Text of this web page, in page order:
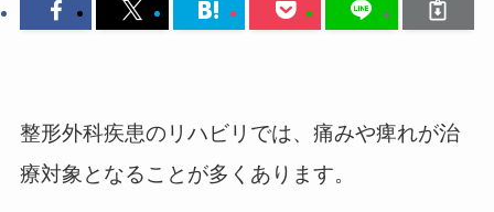
整形外科疾患のリハビリでは、痛みや痺れが治
療対象となることが多くあります。